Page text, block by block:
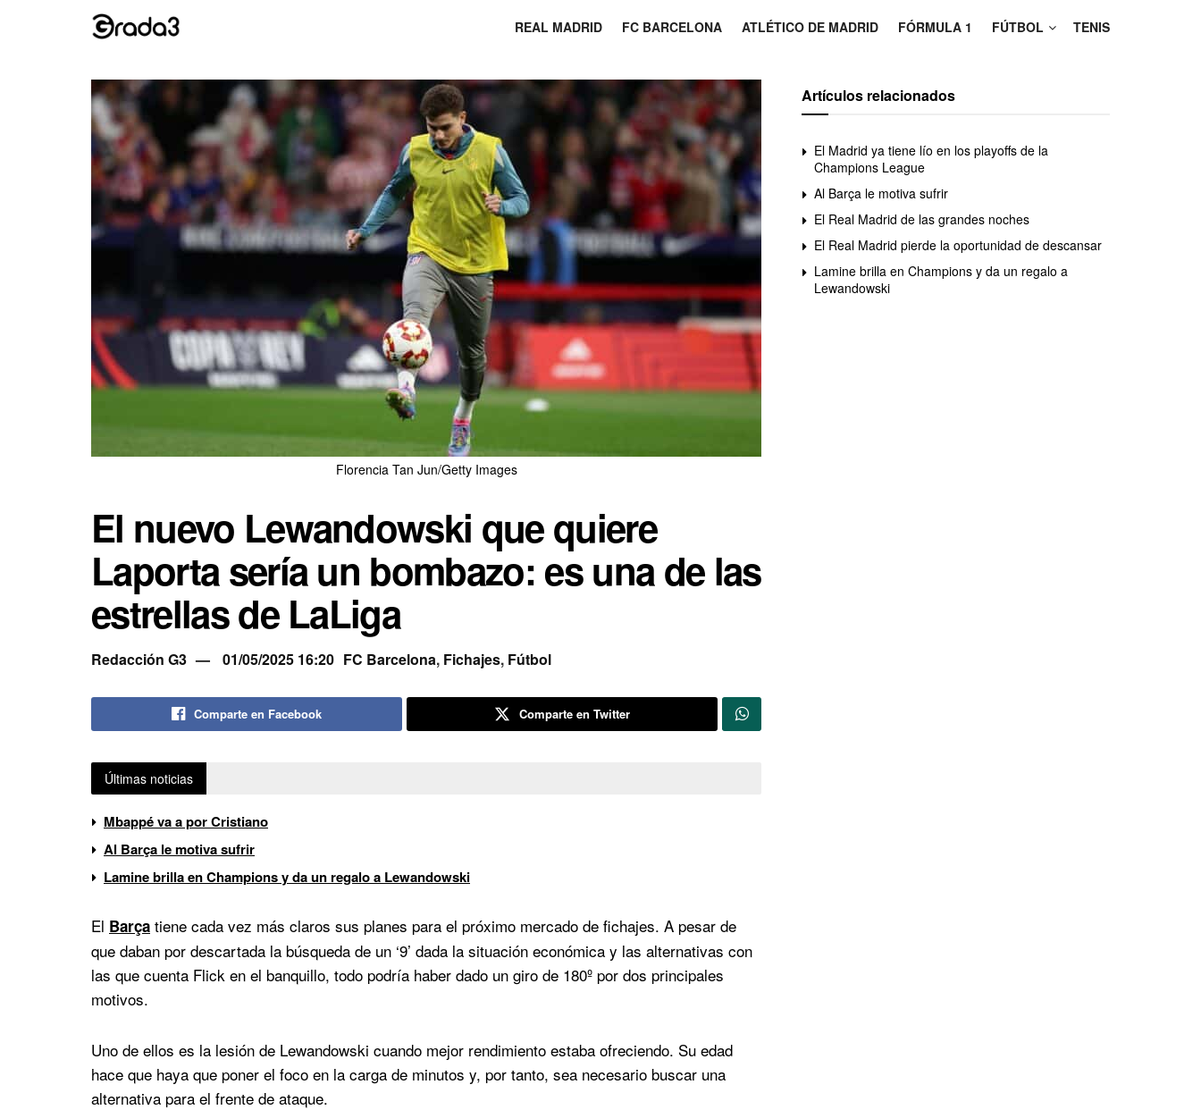
REAL MADRID FC BARCELONA ATLÉTICO DE MADRID FÓRMULA 1 FÚTBOL TENIS
Florencia Tan Jun/Getty Images
El nuevo Lewandowski que quiere
Laporta sería un bombazo: es una de las
estrellas de LaLiga
Redacción G3 01/05/2025 16:20 FC Barcelona, Fichajes, Fútbol
Comparte en Facebook Comparte en Twitter
Últimas noticias
Mbappé va a por Cristiano
Al Barça le motiva sufrir
Lamine brilla en Champions y da un regalo a Lewandowski
El Barça tiene cada vez más claros sus planes para el próximo mercado de fichajes. A pesar de
que daban por descartada la búsqueda de un ‘9’ dada la situación económica y las alternativas con
las que cuenta Flick en el banquillo, todo podría haber dado un giro de 180º por dos principales
motivos.
Uno de ellos es la lesión de Lewandowski cuando mejor rendimiento estaba ofreciendo. Su edad
hace que haya que poner el foco en la carga de minutos y, por tanto, sea necesario buscar una
alternativa para el frente de ataque.
Artículos relacionados
El Madrid ya tiene lío en los playoffs de la
Champions League
Al Barça le motiva sufrir
El Real Madrid de las grandes noches
El Real Madrid pierde la oportunidad de descansar
Lamine brilla en Champions y da un regalo a
Lewandowski